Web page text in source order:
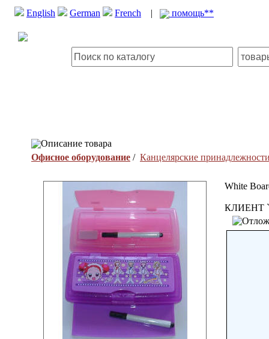
English German French | помощь**
Описание товара
Офисное оборудование / Канцелярские
White
КЛИЕНТ